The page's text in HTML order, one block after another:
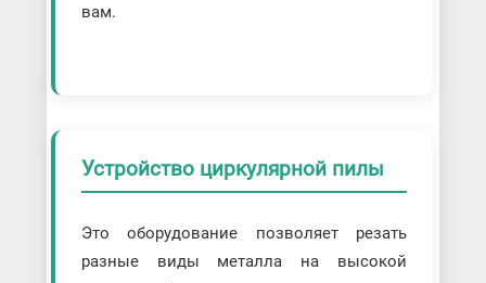
вам.
Устройство циркулярной пилы
Это оборудование позволяет резать
разные виды металла на высокой